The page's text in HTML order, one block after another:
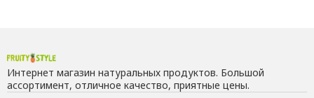
Интернет магазин натуральных продуктов. Большой
ассортимент, отличное качество, приятные цены.